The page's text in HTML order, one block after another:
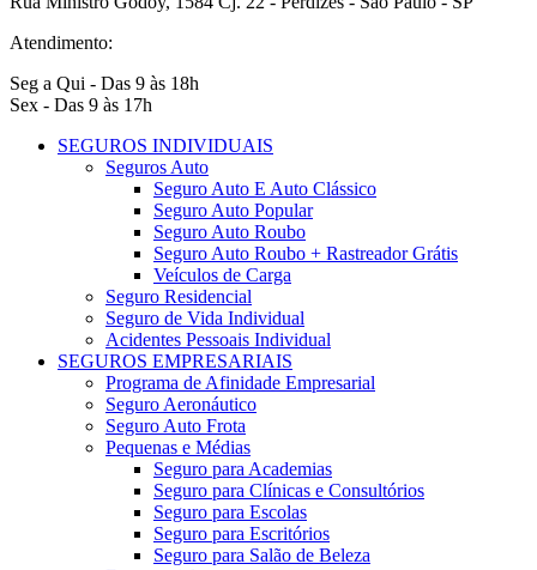
Atendimento:
Seg a Qui - Das 9 às 18h
Sex - Das 9 às 17h
SEGUROS INDIVIDUAIS
Seguros Auto
Seguro Auto E Auto Clássico​
Seguro Auto Popular
Seguro Auto Roubo
Seguro Auto Roubo + Rastreador Grátis
Veículos de Carga
Seguro Residencial
Seguro de Vida Individual
Acidentes Pessoais Individual
SEGUROS EMPRESARIAIS
Programa de Afinidade Empresarial
Seguro Aeronáutico
Seguro Auto Frota
Pequenas e Médias
Seguro para Academias
Seguro para Clínicas e Consultórios
Seguro para Escolas
Seguro para Escritórios
Seguro para Salão de Beleza